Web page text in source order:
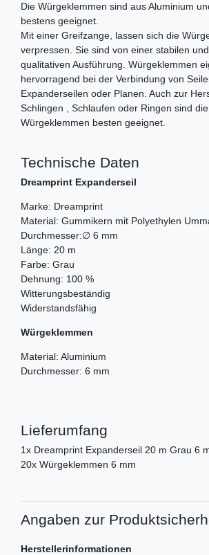
Die Würgeklemmen sind aus Aluminium
bestens geeignet.
Mit einer Greifzange, lassen sich die
verpressen. Sie sind von einer stabilen und
qualitativen Ausführung. Würgeklemmen
hervorragend bei der Verbindung von
Expanderseilen oder Planen. Auch zur
Schlingen , Schlaufen oder Ringen sind die
Würgeklemmen besten geeignet.
Technische Daten
Dreamprint Expanderseil
Marke: Dreamprint
Material: Gummikern mit Polyethylen
Durchmesser:∅ 6 mm
Länge: 20 m
Farbe: Grau
Dehnung: 100 %
Witterungsbeständig
Widerstandsfähig
Würgeklemmen
Material: Aluminium
Durchmesser: 6 mm
Lieferumfang
1x Dreamprint Expanderseil 20 m Grau 6
20x Würgeklemmen 6 mm
Angaben zur
Herstellerinformationen